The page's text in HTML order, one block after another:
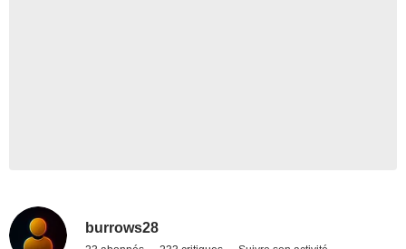
burrows28